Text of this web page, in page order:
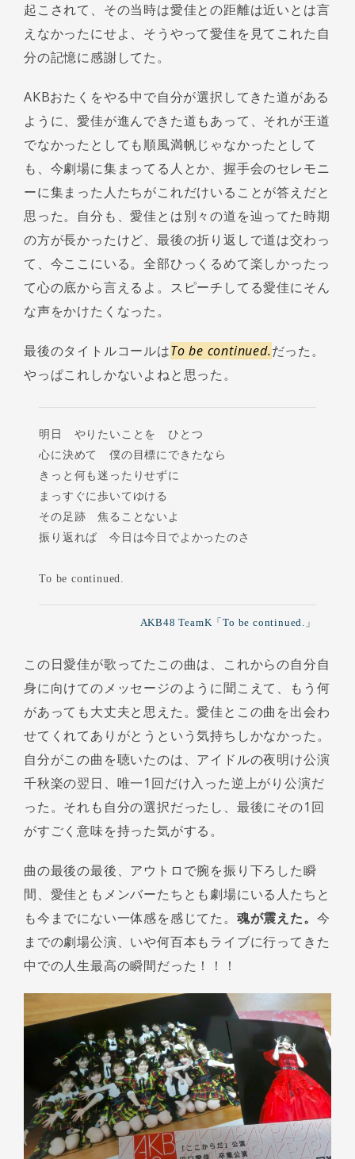
起こされて、その当時は愛佳との距離は近いとは言
えなかったにせよ、そうやって愛佳を見てこれた自
分の記憶に感謝してた。
AKBおたくをやる中で自分が選択してきた道がある
ように、愛佳が進んできた道もあって、それが王道
でなかったとしても順風満帆じゃなかったとして
も、今劇場に集まってる人とか、握手会のセレモニ
ーに集まった人たちがこれだけいることが答えだと
思った。自分も、愛佳とは別々の道を辿ってた時期
の方が長かったけど、最後の折り返しで道は交わっ
て、今ここにいる。全部ひっくるめて楽しかったっ
て心の底から言えるよ。スピーチしてる愛佳にそん
な声をかけたくなった。
最後のタイトルコールはTo be continued.だった。
やっぱこれしかないよねと思った。
明日 やりたいことを ひとつ
心に決めて 僕の目標にできたなら
きっと何も迷ったりせずに
まっすぐに歩いてゆける
その足跡 焦ることないよ
振り返れば 今日は今日でよかったのさ
To be continued.
AKB48 TeamK「To be continued.」
この日愛佳が歌ってたこの曲は、これからの自分自
身に向けてのメッセージのように聞こえて、もう何
があっても大丈夫と思えた。愛佳とこの曲を出会わ
せてくれてありがとうという気持ちしかなかった。
自分がこの曲を聴いたのは、アイドルの夜明け公演
千秋楽の翌日、唯一1回だけ入った逆上がり公演だ
った。それも自分の選択だったし、最後にその1回
がすごく意味を持った気がする。
曲の最後の最後、アウトロで腕を振り下ろした瞬
間、愛佳ともメンバーたちとも劇場にいる人たちと
も今までにない一体感を感じてた。 魂が震えた。 今
までの劇場公演、いや何百本もライブに行ってきた
中での人生最高の瞬間だった！！！